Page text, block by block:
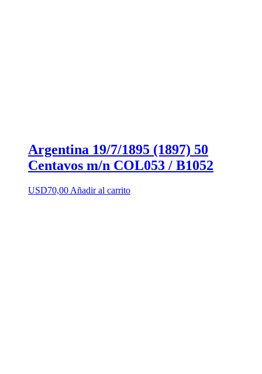
Argentina 19/7/1895 (1897) 50
Centavos m/n COL053 / B1052
USD70,00 Añadir al carrito